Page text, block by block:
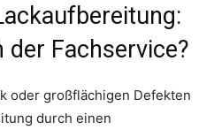
der Fachservice?
oder großflächigen Defekten
durch einen